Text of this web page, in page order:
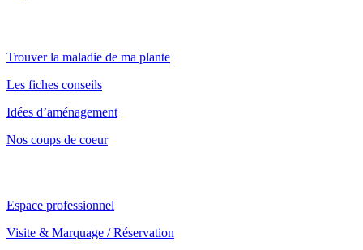
Trouver la maladie de ma plante
Les fiches conseils
Idées d’aménagement
Nos coups de coeur
Espace professionnel
Visite & Marquage / Réservation